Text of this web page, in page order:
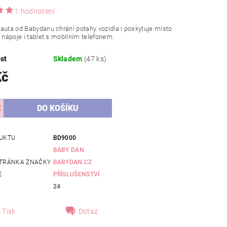
1 hodnocení
od Babydanu chrání potahy vozidla i poskytuje místo
nápoje i tablet s mobilním telefonem.
Skladem (47 ks)
BD9000
BABY DAN
ZNAČKY BABYDAN.CZ
PŘÍSLUŠENSTVÍ
24
Tisk Dotaz